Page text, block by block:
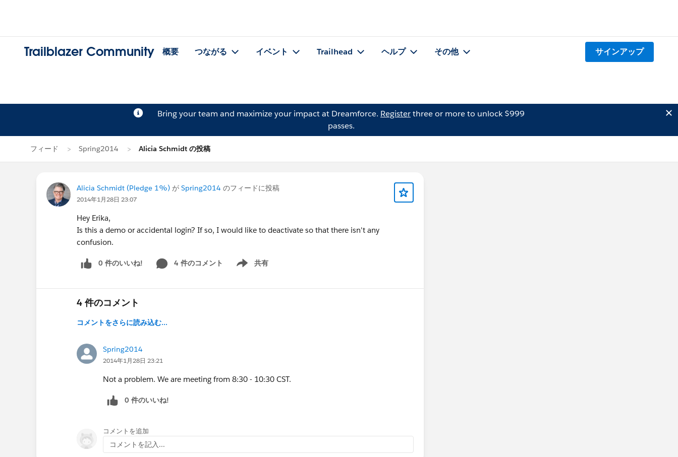
Trailblazer Community 概要 つながる イベント Trailhead ヘルプ その他 サインアップ
Bring your team and maximize your impact at Dreamforce. Registerthree or more to unlock $999
passes.
フィード Spring2014 Alicia Schmidt の投稿
Alicia Schmidt (Pledge 1%) が Spring2014 のフィードに投稿
2014年1月28日 23:07
Hey Erika,
Is this a demo or accidental login? If so, I would like to deactivate so that there isn't any
confusion.
0 件のいいね! 4 件のコメント 共有
Show menu
4 件のコメント
コメントをさらに読み込む...
Spring2014
2014年1月28日 23:21
Not a problem. We are meeting from 8:30 - 10:30 CST.
0 件のいいね!
コメントを追加
コメントを記入...